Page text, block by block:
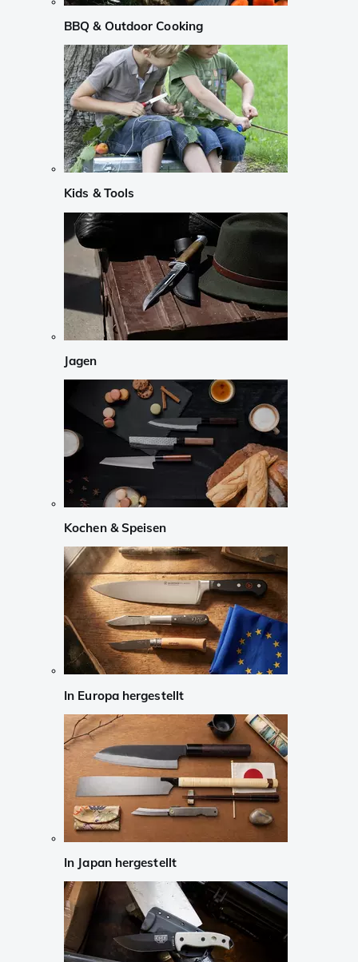
BBQ & Outdoor Cooking
Kids & Tools
Jagen
Kochen & Speisen
In Europa hergestellt
In Japan hergestellt